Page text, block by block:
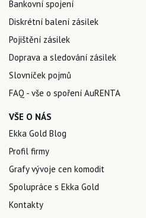
Bankovní spojení
Diskrétní balení zásilek
Pojištění zásilek
Doprava a sledování zásilek
Slovníček pojmů
FAQ - vše o spoření AuRENTA
VŠE O NÁS
Ekka Gold Blog
Profil firmy
Grafy vývoje cen komodit
Spolupráce s Ekka Gold
Kontakty